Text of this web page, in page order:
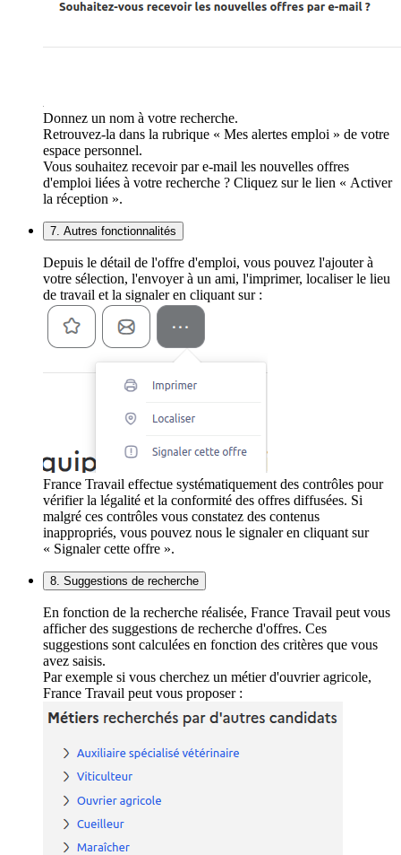
Donnez un nom à votre recherche.
Retrouvez-la dans la rubrique « Mes alertes emploi » de votre
espace personnel.
Vous souhaitez recevoir par e-mail les nouvelles offres
d'emploi liées à votre recherche ? Cliquez sur le lien « Activer
la réception ».
7. Autres fonctionnalités
Depuis le détail de l'offre d'emploi, vous pouvez l'ajouter à
votre sélection, l'envoyer à un ami, l'imprimer, localiser le lieu
de travail et la signaler en cliquant sur :
France Travail effectue systématiquement des contrôles pour
vérifier la légalité et la conformité des offres diffusées. Si
malgré ces contrôles vous constatez des contenus
inappropriés, vous pouvez nous le signaler en cliquant sur
« Signaler cette offre ».
8. Suggestions de recherche
En fonction de la recherche réalisée, France Travail peut vous
afficher des suggestions de recherche d'offres. Ces
suggestions sont calculées en fonction des critères que vous
avez saisis.
Par exemple si vous cherchez un métier d'ouvrier agricole,
France Travail peut vous proposer :